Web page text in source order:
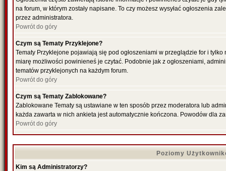
na forum, w którym zostały napisane. To czy możesz wysyłać ogłoszenia
przez administratora.
Powrót do góry
Czym są Tematy Przyklejone?
Tematy Przyklejone pojawiają się pod ogłoszeniami w przeglądzie for i
miarę możliwości powinieneś je czytać. Podobnie jak z ogłoszeniami,
tematów przyklejonych na każdym forum.
Powrót do góry
Czym są Tematy Zablokowane?
Zablokowane Tematy są ustawiane w ten sposób przez moderatora lub
każda zawarta w nich ankieta jest automatycznie kończona. Powodów dla
Powrót do góry
Poziomy
Kim są Administratorzy?